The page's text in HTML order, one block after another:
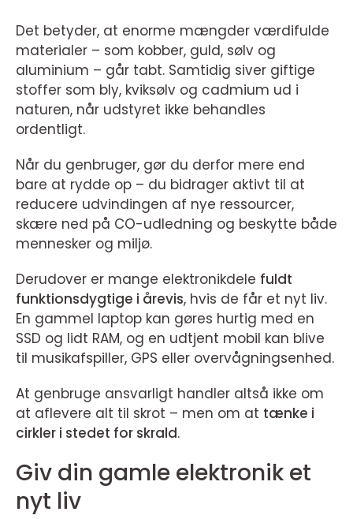
Det betyder, at enorme mængder værdifulde
materialer – som kobber, guld, sølv og
aluminium – går tabt. Samtidig siver giftige
stoffer som bly, kviksølv og cadmium ud i
naturen, når udstyret ikke behandles
ordentligt.
Når du genbruger, gør du derfor mere end
bare at rydde op – du bidrager aktivt til at
reducere udvindingen af nye ressourcer,
skære ned på CO-udledning og beskytte både
mennesker og miljø.
Derudover er mange elektronikdele fuldt
funktionsdygtige i årevis, hvis de får et nyt liv.
En gammel laptop kan gøres hurtig med en
SSD og lidt RAM, og en udtjent mobil kan blive
til musikafspiller, GPS eller overvågningsenhed.
At genbruge ansvarligt handler altså ikke om
at aflevere alt til skrot – men om at tænke i
cirkler i stedet for skrald.
Giv din gamle elektronik et
nyt liv